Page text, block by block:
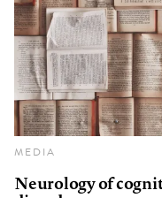
MEDIA
Neurology of